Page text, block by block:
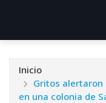
Inicio
Gritos alertaron
en una colonia de